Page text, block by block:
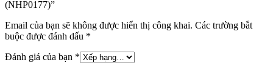
(NHP0177)”
Email của bạn sẽ không được hiển thị công khai. Các trường bắt
buộc được đánh dấu *
Đánh giá của bạn *